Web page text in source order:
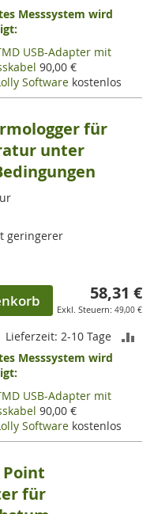
Messsystem wird
USB-Adapter mit
90,00 €
Software kostenlos
für
unter
geringerer
58,31 €
49,00 €
Lieferzeit: 2-10 Tage
Messsystem wird
USB-Adapter mit
90,00 €
Software kostenlos
Point
für